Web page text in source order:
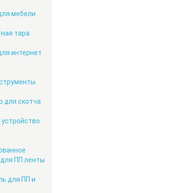
мебели
тара
интернет
для скотча
ПП ленты
для ПП и